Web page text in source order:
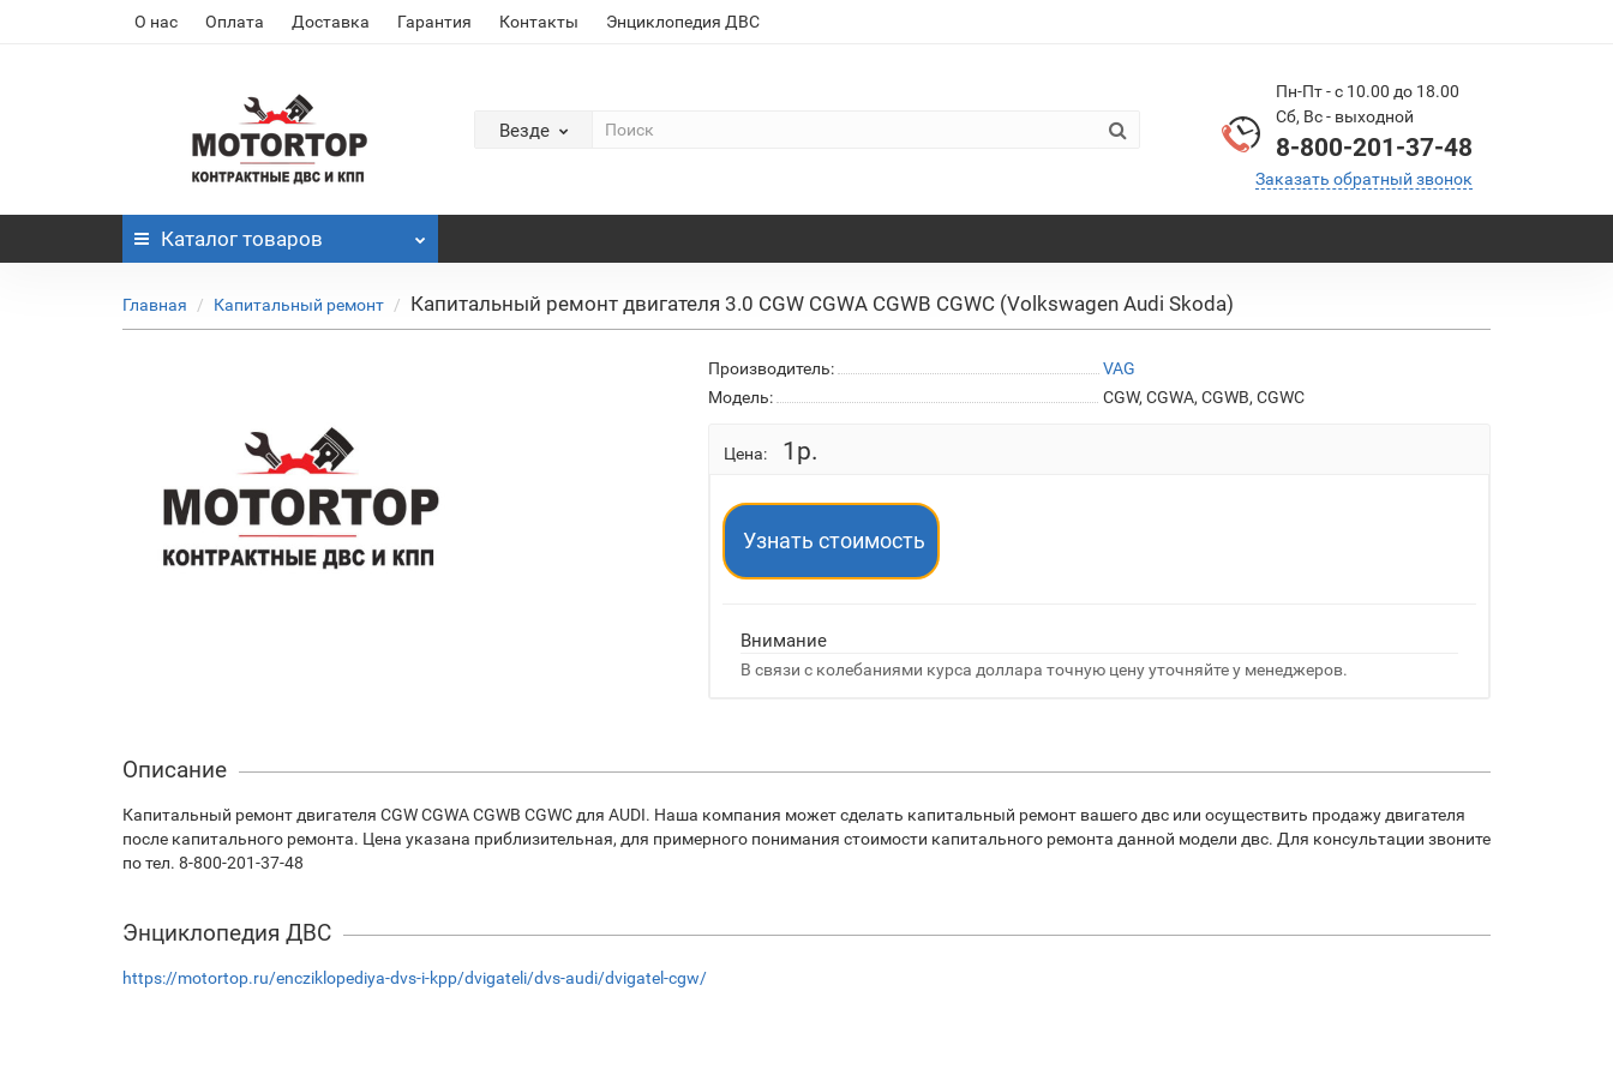
О нас Оплата Доставка Гарантия Контакты Энциклопедия ДВС
Везде
Пн-Пт - с 10.00 до 18.00
Сб, Вс - выходной
8-800-201-37-48
Заказать обратный звонок
Каталог товаров
Главная Капитальный ремонт Капитальный ремонт двигателя 3.0 CGW CGWA CGWB CGWC (Volkswagen Audi Skoda)
Производитель:
VAG
Модель:
CGW, CGWA, CGWB, CGWC
Цена: 1р.
Узнать стоимость
Внимание
В связи с колебаниями курса доллара точную цену уточняйте у менеджеров.
Описание
Капитальный ремонт двигателя CGW CGWA CGWB CGWC для AUDI. Наша компания может сделать капитальный ремонт вашего двс или осуществить продажу двигателя
после капитального ремонта. Цена указана приблизительная, для примерного понимания стоимости капитального ремонта данной модели двс. Для консультации звоните
по тел. 8-800-201-37-48
Энциклопедия ДВС
https://motortop.ru/encziklopediya-dvs-i-kpp/dvigateli/dvs-audi/dvigatel-cgw/